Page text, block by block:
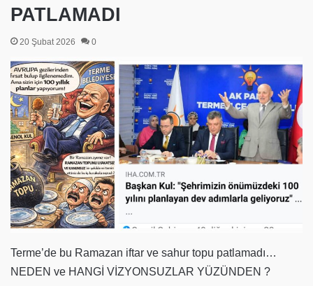
PATLAMADI
20 Şubat 2026 0
Terme’de bu Ramazan iftar ve sahur topu patlamadı…
NEDEN ve HANGİ VİZYONSUZLAR YÜZÜNDEN ?